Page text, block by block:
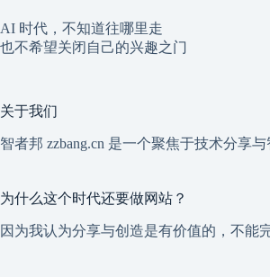
AI 时代，不知道往哪里走
也不希望关闭自己的兴趣之门
关于我们
智者邦 zzbang.cn 是一个聚焦于技术分享
为什么这个时代还要做网站？
因为我认为分享与创造是有价值的，不能